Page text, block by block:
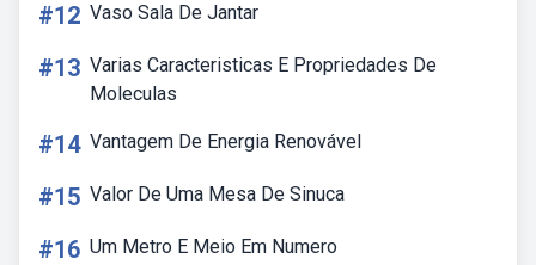
#12 Vaso Sala De Jantar
#13 Varias Caracteristicas E Propriedades De
Moleculas
#14 Vantagem De Energia Renovável
#15 Valor De Uma Mesa De Sinuca
#16 Um Metro E Meio Em Numero